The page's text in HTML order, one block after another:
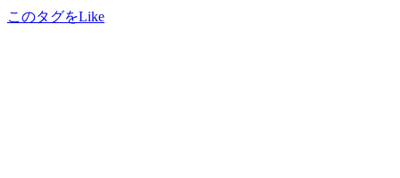
このタグをLike